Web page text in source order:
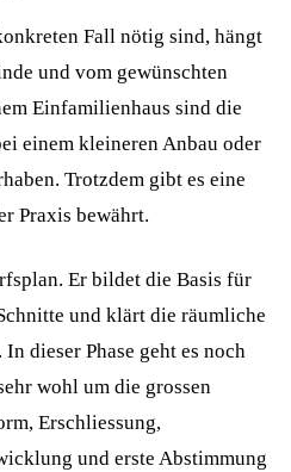
Fall nötig sind, hängt
und vom gewünschten
Einfamilienhaus sind die
einem kleineren Anbau oder
Trotzdem gibt es eine
Praxis bewährt.
Er bildet die Basis für
und klärt die räumliche
dieser Phase geht es noch
wohl um die grossen
Erschliessung,
und erste Abstimmung